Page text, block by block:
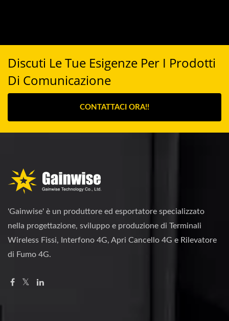
Discuti Le Tue Esigenze Per I Prodotti
Di Comunicazione
CONTATTACI ORA!!
'Gainwise' è un produttore ed esportatore specializzato
nella progettazione, sviluppo e produzione di Terminali
Wireless Fissi, Interfono 4G, Apri Cancello 4G e Rilevatore
di Fumo 4G.